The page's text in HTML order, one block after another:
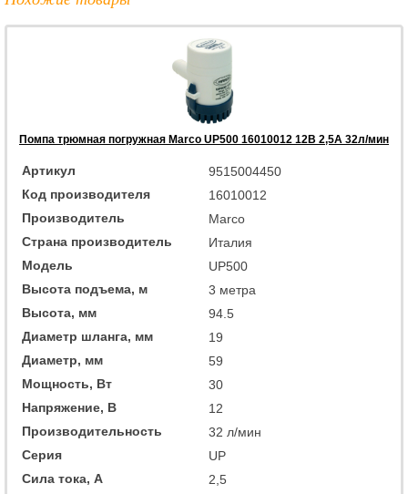
Помпа трюмная погружная Marco UP500 16010012 12В 2,5А 32л/мин
Артикул
9515004450
Код производителя
16010012
Производитель
Marco
Страна производитель
Италия
Модель
UP500
Высота подъема, м
3 метра
Высота, мм
94.5
Диаметр шланга, мм
19
Диаметр, мм
59
Мощность, Вт
30
Напряжение, В
12
Производительность
32 л/мин
Серия
UP
Сила тока, А
2,5